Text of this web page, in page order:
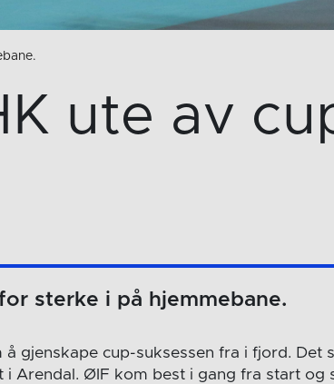
ute av
sterke i på hjemmebane.
å gjenskape cup-suksessen fra i fjord. Det
i Arendal. ØIF kom best i gang fra start og